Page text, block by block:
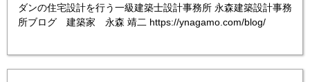
ダンの住宅設計を行う一級建築士設計事務所 永森建築設計事務
所ブログ 建築家 永森 靖二 https://ynagamo.com/blog/